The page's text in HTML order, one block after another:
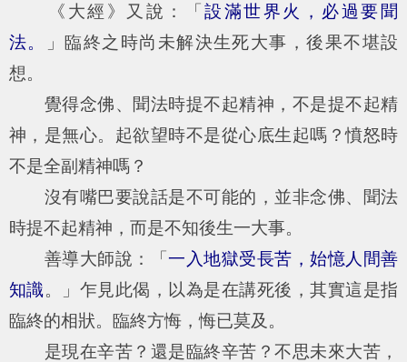
《大經》又說：「設滿世界火，必過要聞
法。
」臨終之時尚未解決生死大事，後果不堪設
想。
覺得念佛、聞法時提不起精神，不是提不起精
神，是無心。起欲望時不是從心底生起嗎？憤怒時
不是全副精神嗎？
沒有嘴巴要說話是不可能的，並非念佛、聞法
時提不起精神，而是不知後生一大事。
善導大師說：「一入地獄受長苦，始憶人間善
知識。」乍見此偈，以為是在講死後，其實這是指
臨終的相狀。臨終方悔，悔已莫及。
是現在辛苦？還是臨終辛苦？不思未來大苦，